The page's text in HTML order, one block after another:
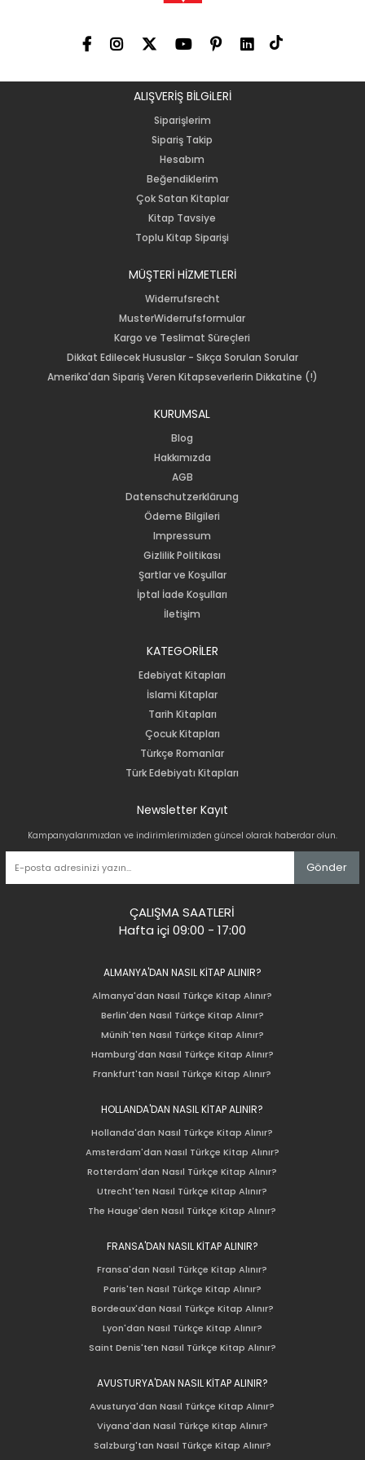
ALIŞVERİŞ BİLGiLERİ
Siparişlerim
Sipariş Takip
Hesabım
Beğendiklerim
Çok Satan Kitaplar
Kitap Tavsiye
Toplu Kitap Siparişi
MÜŞTERİ HİZMETLERİ
Widerrufsrecht
MusterWiderrufsformular
Kargo ve Teslimat Süreçleri
Dikkat Edilecek Hususlar - Sıkça Sorulan Sorular
Amerika'dan Sipariş Veren Kitapseverlerin Dikkatine (!)
KURUMSAL
Blog
Hakkımızda
AGB
Datenschutzerklärung
Ödeme Bilgileri
Impressum
Gizlilik Politikası
Şartlar ve Koşullar
İptal İade Koşulları
İletişim
KATEGORİLER
Edebiyat Kitapları
İslami Kitaplar
Tarih Kitapları
Çocuk Kitapları
Türkçe Romanlar
Türk Edebiyatı Kitapları
Newsletter Kayıt
Kampanyalarımızdan ve indirimlerimizden güncel olarak haberdar olun.
Gönder
ÇALIŞMA SAATLERİ
Hafta içi 09:00 - 17:00
ALMANYA'DAN NASIL KİTAP ALINIR?
Almanya'dan Nasıl Türkçe Kitap Alınır?
Berlin'den Nasıl Türkçe Kitap Alınır?
Münih'ten Nasıl Türkçe Kitap Alınır?
Hamburg'dan Nasıl Türkçe Kitap Alınır?
Frankfurt'tan Nasıl Türkçe Kitap Alınır?
HOLLANDA'DAN NASIL KİTAP ALINIR?
Hollanda'dan Nasıl Türkçe Kitap Alınır?
Amsterdam'dan Nasıl Türkçe Kitap Alınır?
Rotterdam'dan Nasıl Türkçe Kitap Alınır?
Utrecht'ten Nasıl Türkçe Kitap Alınır?
The Hauge'den Nasıl Türkçe Kitap Alınır?
FRANSA'DAN NASIL KİTAP ALINIR?
Fransa'dan Nasıl Türkçe Kitap Alınır?
Paris'ten Nasıl Türkçe Kitap Alınır?
Bordeaux'dan Nasıl Türkçe Kitap Alınır?
Lyon'dan Nasıl Türkçe Kitap Alınır?
Saint Denis'ten Nasıl Türkçe Kitap Alınır?
AVUSTURYA'DAN NASIL KİTAP ALINIR?
Avusturya'dan Nasıl Türkçe Kitap Alınır?
Viyana'dan Nasıl Türkçe Kitap Alınır?
Salzburg'tan Nasıl Türkçe Kitap Alınır?